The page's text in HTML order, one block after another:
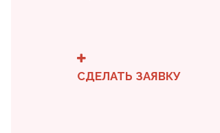
СДЕЛАТЬ ЗАЯВКУ